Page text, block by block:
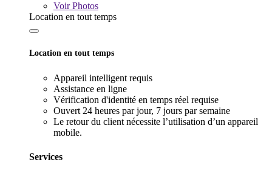
VoirPhotos
Location en tout temps
Location en tout temps
Appareil intelligent requis
Assistance en ligne
Vérification d'identité en temps réel requise
Ouvert 24 heures par jour, 7 jours par semaine
Le retour du client nécessite l’utilisation d’un appareil
mobile.
Services